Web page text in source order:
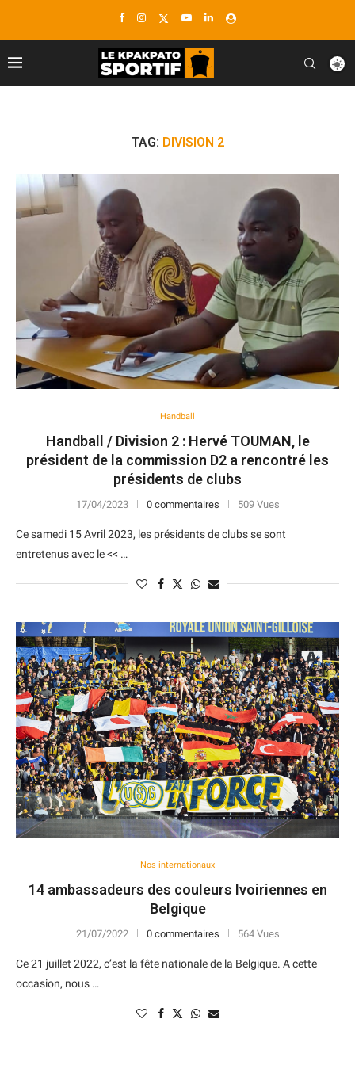
TAG: DIVISION 2
Handball
Handball / Division 2 : Hervé TOUMAN, le
président de la commission D2 a rencontré les
présidents de clubs
17/04/2023 0 commentaires 509 Vues
Ce samedi 15 Avril 2023, les présidents de clubs se sont
entretenus avec le << …
Nos internationaux
14 ambassadeurs des couleurs Ivoiriennes en
Belgique
21/07/2022 0 commentaires 564 Vues
Ce 21 juillet 2022, c’est la fête nationale de la Belgique. A cette
occasion, nous …